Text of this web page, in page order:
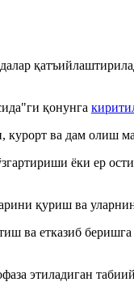
қонунга
курорт ва дам
ёки ер
қуриш ва
ва етказиб
этиладиган